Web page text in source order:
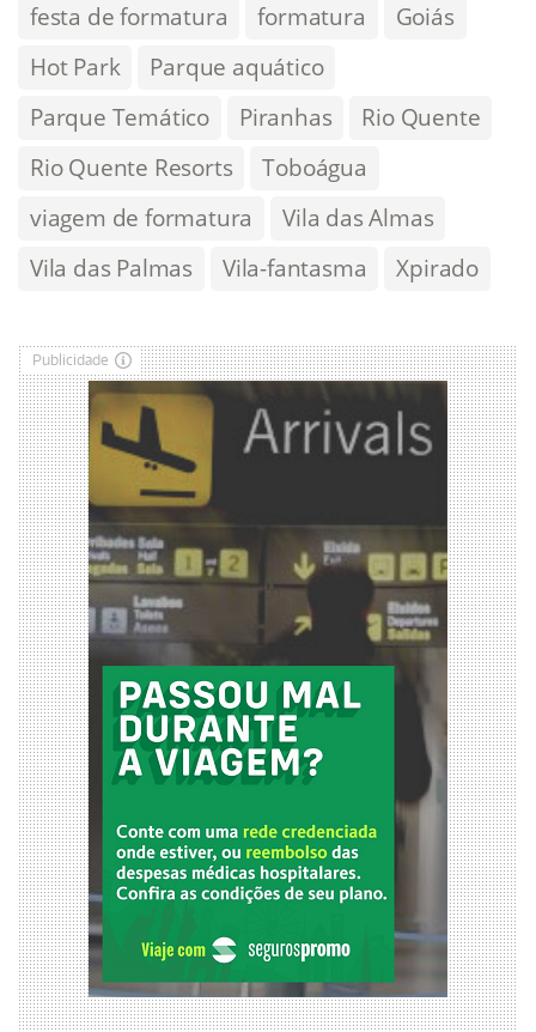
festa de formatura
formatura
Goiás
Hot Park
Parque aquático
Parque Temático
Piranhas
Rio Quente
Rio Quente Resorts
Toboágua
viagem de formatura
Vila das Almas
Vila das Palmas
Vila-fantasma Xpirado
Publicidade